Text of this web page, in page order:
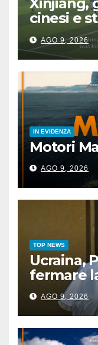
cinesi e
AGO 9, 2026
IN EVIDENZA
Motori
AGO 9, 2026
TOP NEWS
Ucraina,
fermare
AGO 9, 2026